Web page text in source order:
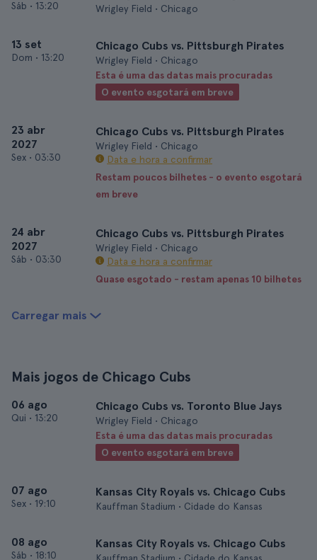
Sáb • 13:20 Wrigley Field • Chicago
13 set
Dom • 13:20
Chicago Cubs vs. Pittsburgh Pirates
Wrigley Field • Chicago
Esta é uma das datas mais procuradas
O evento esgotará em breve
23 abr
2027
Sex • 03:30
Chicago Cubs vs. Pittsburgh Pirates
Wrigley Field • Chicago
Data e hora a confirmar
Restam poucos bilhetes - o evento esgotará
em breve
24 abr
2027
Sáb • 03:30
Chicago Cubs vs. Pittsburgh Pirates
Wrigley Field • Chicago
Data e hora a confirmar
Quase esgotado - restam apenas 10 bilhetes
Carregar mais
Mais jogos de Chicago Cubs
06 ago
Qui • 13:20
Chicago Cubs vs. Toronto Blue Jays
Wrigley Field • Chicago
Esta é uma das datas mais procuradas
O evento esgotará em breve
07 ago
Sex • 19:10
Kansas City Royals vs. Chicago Cubs
Kauffman Stadium • Cidade do Kansas
08 ago
Sáb • 18:10
Kansas City Royals vs. Chicago Cubs